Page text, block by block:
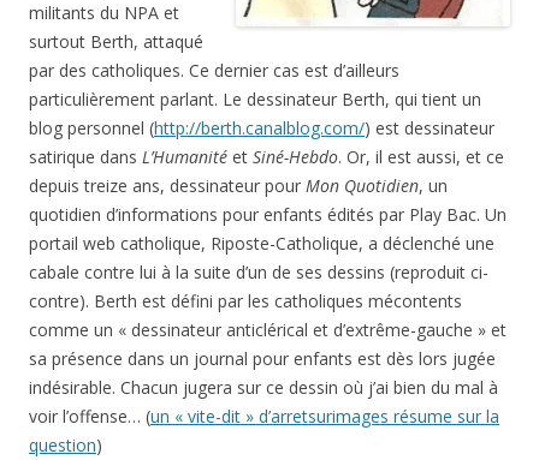
militants du NPA et
surtout Berth, attaqué
par des catholiques. Ce dernier cas est d’ailleurs
particulièrement parlant. Le dessinateur Berth, qui tient un
blog personnel (http://berth.canalblog.com/) est dessinateur
satirique dans L’Humanité et Siné-Hebdo. Or, il est aussi, et ce
depuis treize ans, dessinateur pour Mon Quotidien, un
quotidien d’informations pour enfants édités par Play Bac. Un
portail web catholique, Riposte-Catholique, a déclenché une
cabale contre lui à la suite d’un de ses dessins (reproduit ci-
contre). Berth est défini par les catholiques mécontents
comme un « dessinateur anticlérical et d’extrême-gauche » et
sa présence dans un journal pour enfants est dès lors jugée
indésirable. Chacun jugera sur ce dessin où j’ai bien du mal à
voir l’offense… (un « vite-dit » d’arretsurimages résume sur la
question)